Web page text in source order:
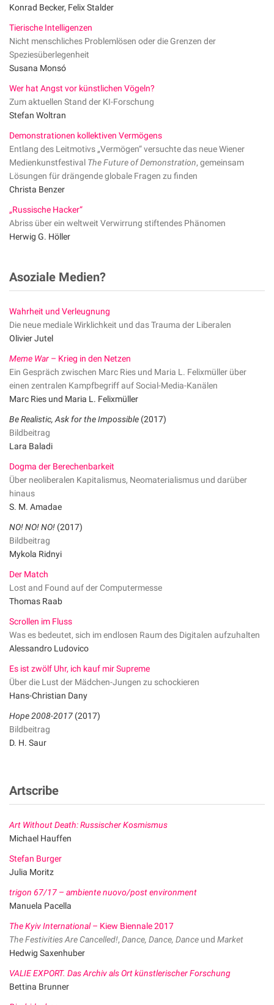
Konrad Becker, Felix Stalder
Tierische Intelligenzen
Nicht menschliches Problemlösen oder die Grenzen der
Speziesüberlegenheit
Susana Monsó
Wer hat Angst vor künstlichen Vögeln?
Zum aktuellen Stand der KI-Forschung
Stefan Woltran
Demonstrationen kollektiven Vermögens
Entlang des Leitmotivs „Vermögen“ versuchte das neue Wiener
Medienkunstfestival The Future of Demonstration, gemeinsam
Lösungen für drängende globale Fragen zu finden
Christa Benzer
„Russische Hacker“
Abriss über ein weltweit Verwirrung stiftendes Phänomen
Herwig G. Höller
Asoziale Medien?
Wahrheit und Verleugnung
Die neue mediale Wirklichkeit und das Trauma der Liberalen
Olivier Jutel
Meme War – Krieg in den Netzen
Ein Gespräch zwischen Marc Ries und Maria L. Felixmüller über
einen zentralen Kampfbegriff auf Social-Media-Kanälen
Marc Ries und Maria L. Felixmüller
Be Realistic, Ask for the Impossible (2017)
Bildbeitrag
Lara Baladi
Dogma der Berechenbarkeit
Über neoliberalen Kapitalismus, Neomaterialismus und darüber
hinaus
S. M. Amadae
NO! NO! NO! (2017)
Bildbeitrag
Mykola Ridnyi
Der Match
Lost and Found auf der Computermesse
Thomas Raab
Scrollen im Fluss
Was es bedeutet, sich im endlosen Raum des Digitalen aufzuhalten
Alessandro Ludovico
Es ist zwölf Uhr, ich kauf mir Supreme
Über die Lust der Mädchen-Jungen zu schockieren
Hans-Christian Dany
Hope 2008-2017 (2017)
Bildbeitrag
D. H. Saur
Artscribe
Art Without Death: Russischer Kosmismus
Michael Hauffen
Stefan Burger
Julia Moritz
trigon 67/17 – ambiente nuovo/post environment
Manuela Pacella
The Kyiv International– Kiew Biennale 2017
The Festivities Are Cancelled!, Dance, Dance, Dance und Market
Hedwig Saxenhuber
VALIE EXPORT. Das Archiv als Ort künstlerischer Forschung
Bettina Brunner